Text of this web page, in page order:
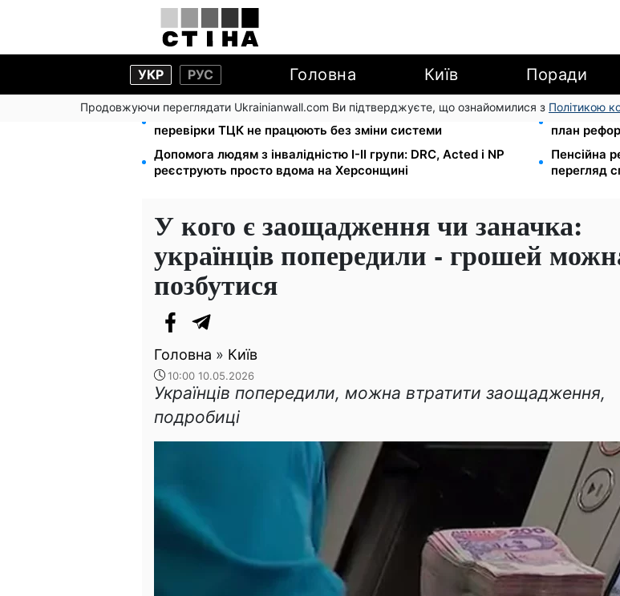
УКР РУС Головна Київ Поради
Продовжуючи переглядати Ukrainianwall.com Ви підтверджуєте, що ознайомилися з Політикою
Цифровізація справ і ВЛК: юрист Танасійчук — чому
перевірки ТЦК не працюють без зміни системи
200+
план
Допомога людям з інвалідністю I-II групи: DRC, Acted і NP
реєструють просто вдома на Херсонщині
Пенсійна
перегляд
У кого є заощадження чи заначка:
українців попередили - грошей
позбутися
Головна » Київ
10:00 10.05.2026
Українців попередили, можна втратити заощадження,
подробиці